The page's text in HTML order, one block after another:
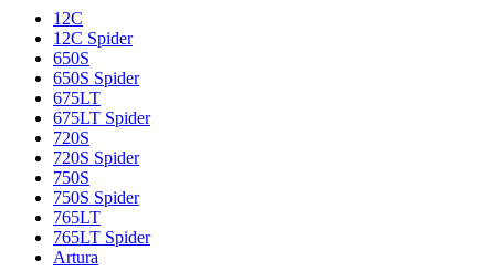
12C
12C Spider
650S
650S Spider
675LT
675LT Spider
720S
720S Spider
750S
750S Spider
765LT
765LT Spider
Artura